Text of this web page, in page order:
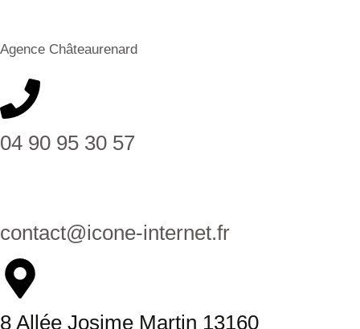
Agence Châteaurenard
04 90 95 30 57
contact@icone-internet.fr
8 Allée Josime Martin 13160